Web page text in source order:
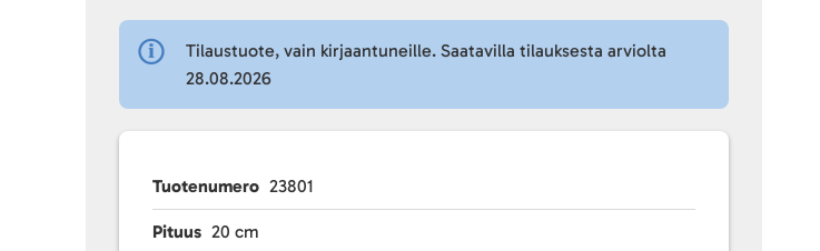
Tilaustuote, vain kirjaantuneille. Saatavilla tilauksesta arviolta
28.08.2026
Tuotenumero 23801
Pituus 20 cm